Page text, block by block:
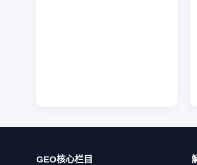
GEO核心栏目